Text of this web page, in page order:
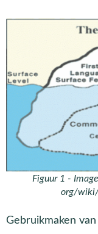
Figuur 1 -
org/wiki/
Gebruikmaken